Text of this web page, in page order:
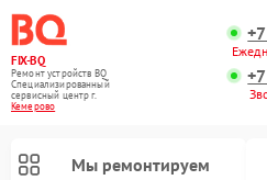
FIX-BQ
Ремонт устройств BQ
Специализированный
cервисный центр г.
Кемерово
Мы ремонтируем